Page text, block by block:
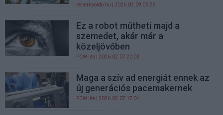
kepernyoido.hu | 2026.02.09 06:26
Ez a robot műtheti majd a
szemedet, akár már a
közeljövőben
PCW.lite | 2026.02.07 20:03
Maga a szív ad energiát ennek az
új generációs pacemakernek
PCW.lite | 2026.02.07 17:04